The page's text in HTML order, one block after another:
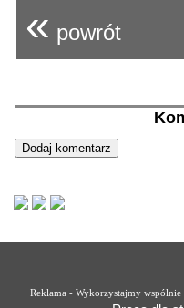
« powrót
Reklama - Wykorzystajmy wspólnie